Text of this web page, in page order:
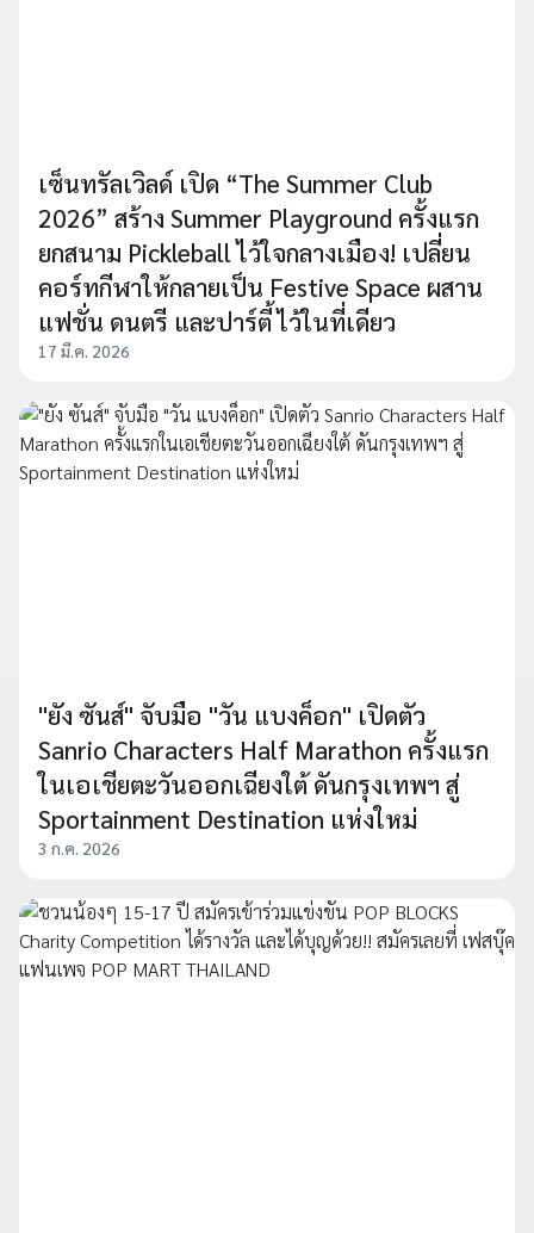
เซ็นทรัลเวิลด์ เปิด “The Summer Club
2026” สร้าง Summer Playground ครั้งแรก
ยกสนาม Pickleball ไว้ใจกลางเมือง! เปลี่ยน
คอร์ทกีฬาให้กลายเป็น Festive Space ผสาน
แฟชั่น ดนตรี และปาร์ตี้ ไว้ในที่เดียว
17 มี.ค. 2026
"ยัง ซันส์" จับมือ "วัน แบงค็อก" เปิดตัว
Sanrio Characters Half Marathon ครั้งแรก
ในเอเชียตะวันออกเฉียงใต้ ดันกรุงเทพฯ สู่
Sportainment Destination แห่งใหม่
3 ก.ค. 2026